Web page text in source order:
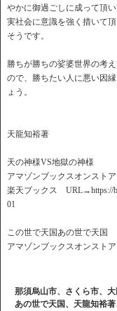
やかに御過ごしに成って頂
実社会に意識を強く措いて
そうです。
勝ちが勝ちの娑婆世界の考
ので、勝ちたい人に悪い因
ょう。
天龍知裕著
天の神様VS地獄の神様
アマゾンブックスオンスト
楽天ブックス URL→https://
01
この世で天国あの世で天国
アマゾンブックスオンストア
那須烏山市、さくら市、
あの世で天国、天龍知裕